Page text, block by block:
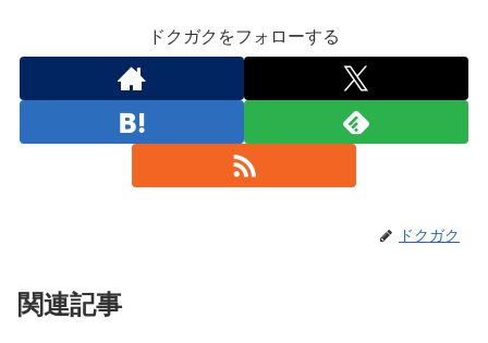
ドクガクをフォローする
ドクガク
関連記事